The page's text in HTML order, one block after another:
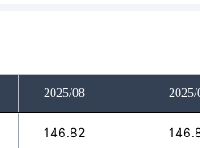
2025/08 2025/
146.82